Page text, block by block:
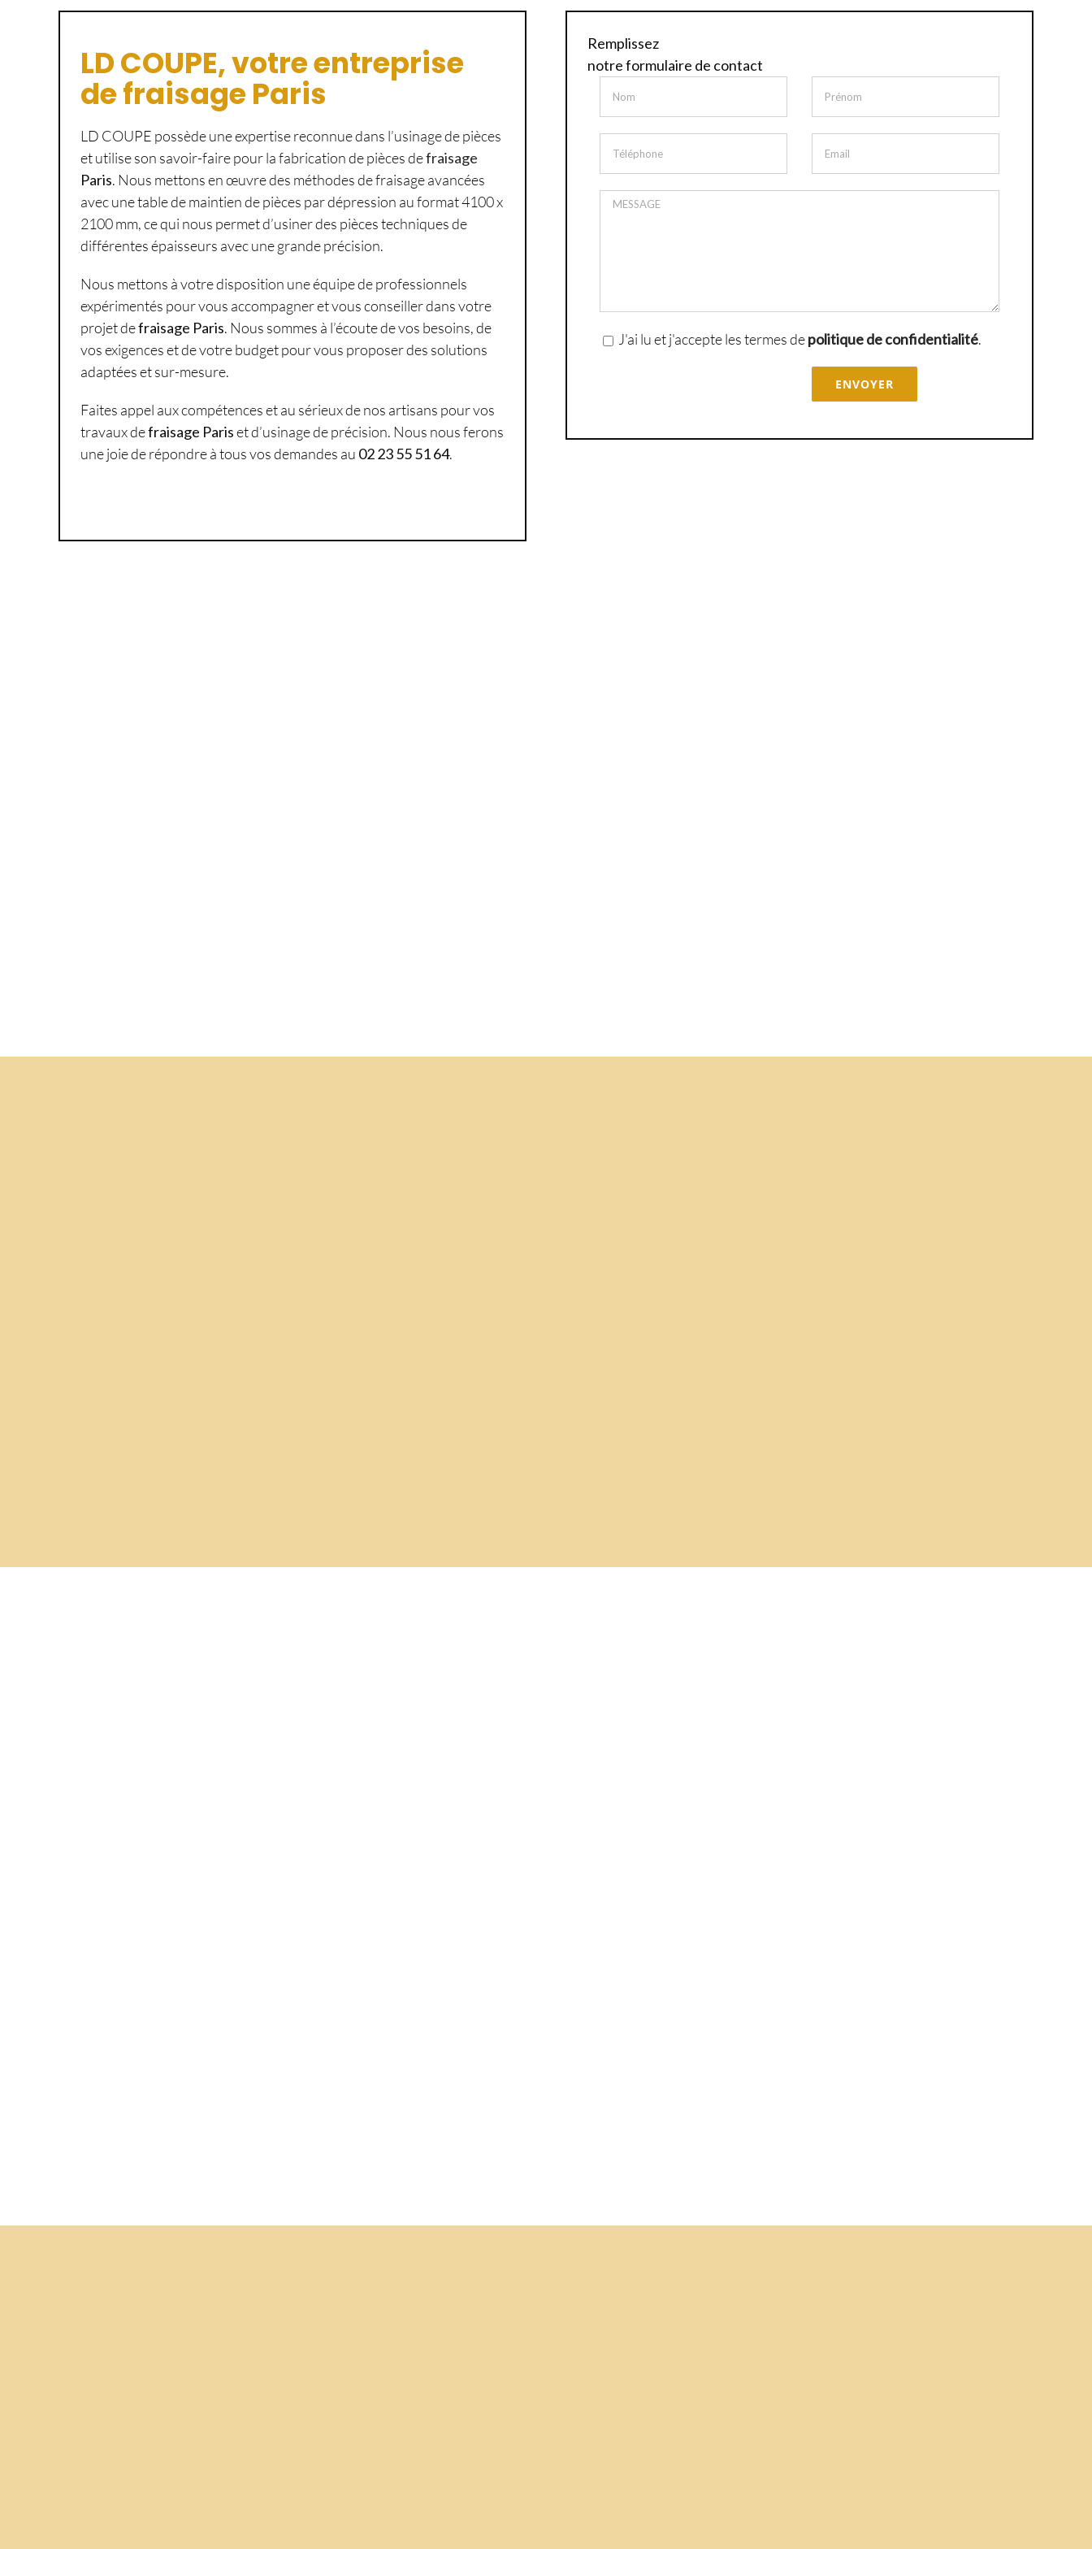
LD COUPE, votre entreprise
de fraisage Paris
LD COUPE possède une expertise reconnue dans l’usinage de pièces
et utilise son savoir-faire pour la fabrication de pièces defraisage
Paris. Nous mettons en œuvre des méthodes de fraisage avancées
avec une table de maintien de pièces par dépression au format 4100 x
2100 mm, ce qui nous permet d’usiner des pièces techniques de
différentes épaisseurs avec une grande précision.
Nous mettons à votre disposition une équipe de professionnels
expérimentés pour vous accompagner et vous conseiller dans votre
projet defraisage Paris. Nous sommes à l’écoute de vos besoins, de
vos exigences et de votre budget pour vous proposer des solutions
adaptées et sur-mesure.
Faites appel aux compétences et au sérieux de nos artisans pour vos
travaux defraisage Pariset d’usinage de précision. Nous nous ferons
une joie de répondre à tous vos demandes au 02 23 55 51 64.
Remplissez
notre formulaire de contact
J'ai lu et j'accepte les termes depolitique de confidentialité.